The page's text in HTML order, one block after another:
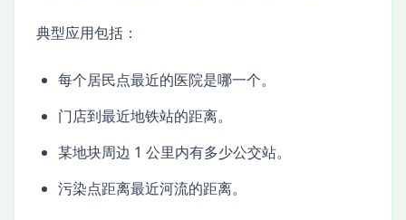
典型应用包括：
每个居民点最近的医院是哪一个。
门店到最近地铁站的距离。
某地块周边 1 公里内有多少公交站。
污染点距离最近河流的距离。